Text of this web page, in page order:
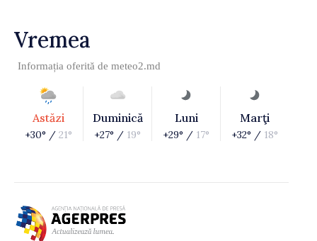
Vremea
Informația oferită de meteo2.md
Astăzi
+30° / 21°
Duminică
+27° / 19°
Luni
+29° / 17°
Marţi
+32° / 18°